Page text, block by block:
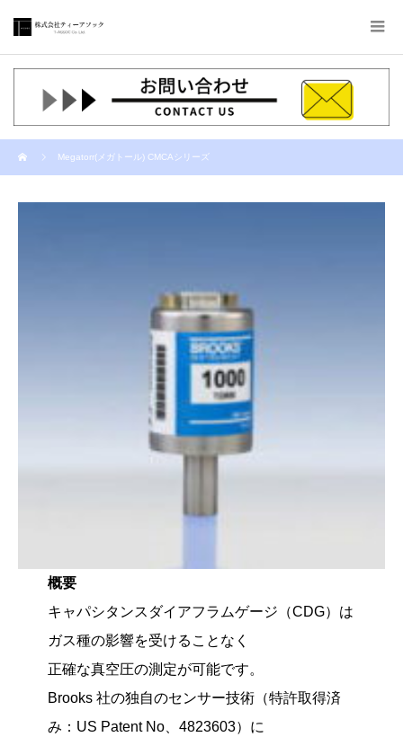
Megatorr(メガトール) CMCAシリーズ
概要
キャパシタンスダイアフラムゲージ（CDG）は
ガス種の影響を受けることなく
正確な真空圧の測定が可能です。
Brooks 社の独自のセンサー技術（特許取得済
み：US Patent No、4823603）に